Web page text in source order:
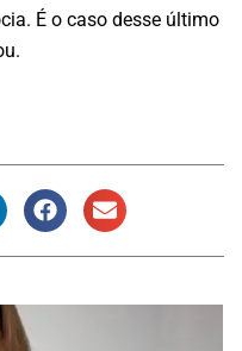
É o caso desse último